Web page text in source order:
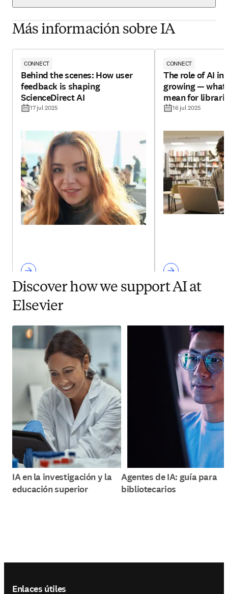
Más información sobre IA
CONNECT
Behind the scenes: How user
feedback is shaping
ScienceDirect AI
17 jul 2025
CONNECT
The role of AI
growing — what
mean for
16 jul 2025
Discover how we support AI at
Elsevier
IA en la investigación y la
educación superior
Agentes de IA: guía para
bibliotecarios
Enlaces útiles